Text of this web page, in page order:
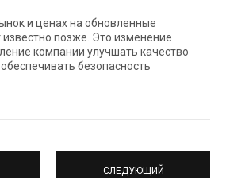
и ценах на обновленные
позже. Это изменение
компании улучшать качество
безопасность
СЛЕДУЮЩИЙ